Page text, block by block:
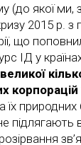
(до якої
2015 р.
що
ІД у
корпорацій
їх